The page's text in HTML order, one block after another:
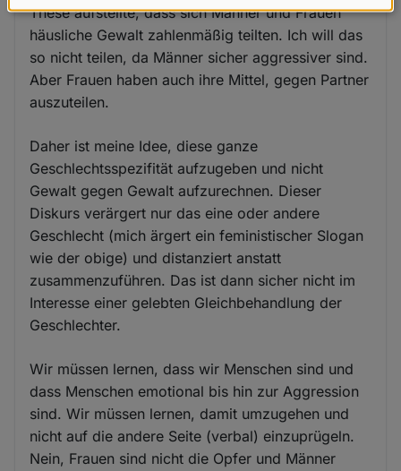
These aufstellte, dass sich Männer und Frauen
häusliche Gewalt zahlenmäßig teilten. Ich will das
so nicht teilen, da Männer sicher aggressiver sind.
Aber Frauen haben auch ihre Mittel, gegen Partner
auszuteilen.
Daher ist meine Idee, diese ganze
Geschlechtsspezifität aufzugeben und nicht
Gewalt gegen Gewalt aufzurechnen. Dieser
Diskurs verärgert nur das eine oder andere
Geschlecht (mich ärgert ein feministischer Slogan
wie der obige) und distanziert anstatt
zusammenzuführen. Das ist dann sicher nicht im
Interesse einer gelebten Gleichbehandlung der
Geschlechter.
Wir müssen lernen, dass wir Menschen sind und
dass Menschen emotional bis hin zur Aggression
sind. Wir müssen lernen, damit umzugehen und
nicht auf die andere Seite (verbal) einzuprügeln.
Nein, Frauen sind nicht die Opfer und Männer
Daten
und
Cookies